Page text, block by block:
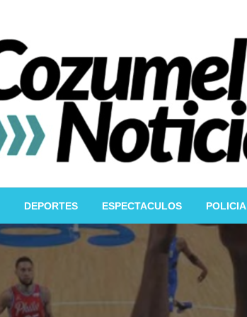
DEPORTES ESPECTACULOS POLICIA